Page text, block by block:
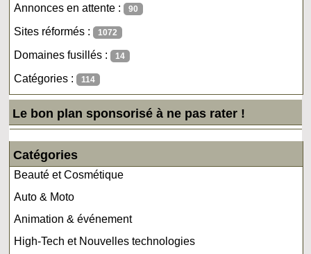
Annonces en attente : 90
Sites réformés : 1072
Domaines fusillés : 14
Catégories : 114
Le bon plan sponsorisé à ne pas rater !
Catégories
Beauté et Cosmétique
Auto & Moto
Animation & événement
High-Tech et Nouvelles technologies